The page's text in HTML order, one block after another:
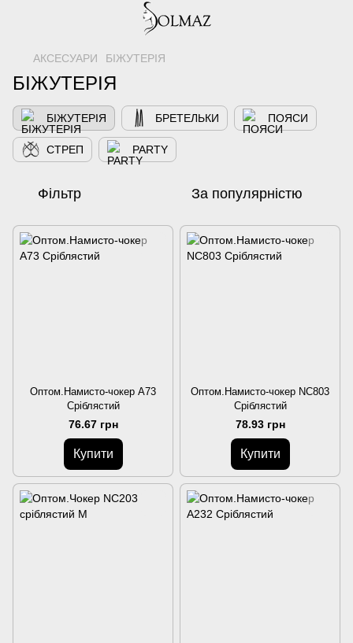
АКСЕСУАРИ БІЖУТЕРІЯ
БІЖУТЕРІЯ
БІЖУТЕРІЯ БРЕТЕЛЬКИ ПОЯСИ
СТРЕП PARTY
Фільтр За популярністю
Оптом.Намисто-чокер A73
Сріблястий
76.67 грн
Купити
Оптом.Намисто-чокер NC803
Сріблястий
78.93 грн
Купити